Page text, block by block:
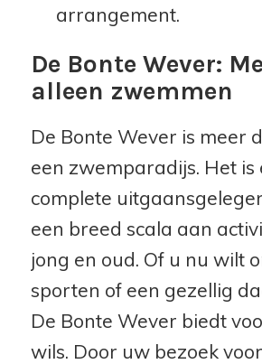
arrangement.
De Bonte Wever:
alleen zwemmen
De Bonte Wever is meer
een zwemparadijs. Het is
complete
een breed scala aan
jong en oud. Of u nu wilt
sporten of een gezellig
De Bonte Wever biedt
wils. Door uw bezoek